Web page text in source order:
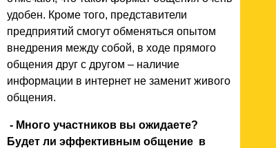
удобен. Кроме того, представители
предприятий смогут обменяться опытом
внедрения между собой, в ходе прямого
общения друг с другом – наличие
информации в интернет не заменит живого
общения.
- Много участников вы ожидаете?
Будет ли эффективным общение в